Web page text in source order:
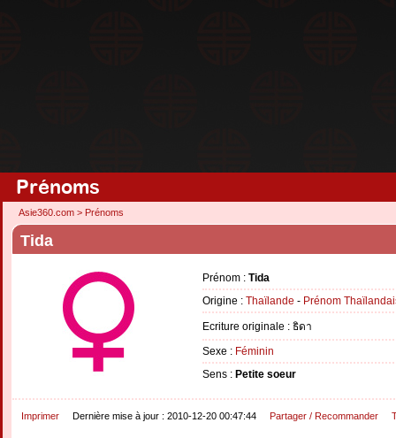
Prénoms
Asie360.com > Prénoms
Tida
Prénom : Tida
Origine : Thaïlande - Prénom
Ecriture originale : ธิดา
Sexe : Féminin
Sens : Petite soeur
Imprimer Dernière mise à jour : 2010-12-20 00:47:44 Partager / Recommander